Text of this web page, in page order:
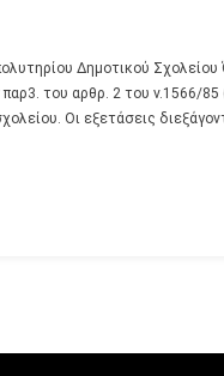
Δημοτικού
του αρθρ. 2 του ν.1566/
Οι εξετάσεις